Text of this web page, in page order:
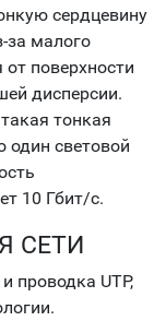
сердцевину
за малого
поверхности
дисперсии.
тонкая
один световой
10 Гбит/с.
СЕТИ
проводка UTP,